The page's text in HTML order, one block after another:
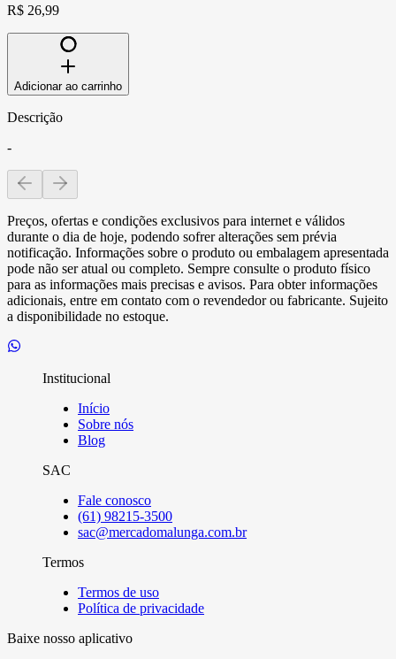
R$ 26,99
Adicionar ao carrinho
Descrição
-
Preços, ofertas e condições exclusivos para internet e válidos
durante o dia de hoje, podendo sofrer alterações sem prévia
notificação. Informações sobre o produto ou embalagem apresentada
pode não ser atual ou completo. Sempre consulte o produto físico
para as informações mais precisas e avisos. Para obter informações
adicionais, entre em contato com o revendedor ou fabricante. Sujeito
a disponibilidade no estoque.
Institucional
Início
Sobre nós
Blog
SAC
Fale conosco
(61) 98215-3500
sac@mercadomalunga.com.br
Termos
Termos de uso
Política de privacidade
Baixe nosso aplicativo